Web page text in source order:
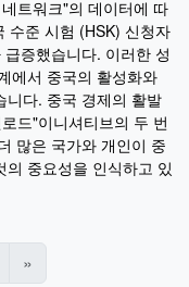
트워크"의 데이터에 따
수준 시험 (HSK) 신청자
증했습니다. 이러한 성
에서 중국의 활성화와
니다. 중국 경제의 활발
드"이니셔티브의 두 번
많은 국가와 개인이 중
의 중요성을 인식하고 있
»